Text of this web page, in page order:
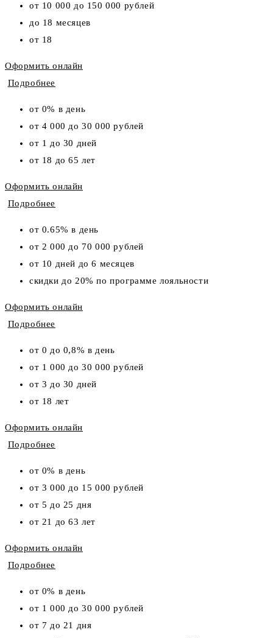
от 10 000 до 150 000 рублей
до 18 месяцев
от 18
Оформить онлайн
Подробнее
от 0% в день
от 4 000 до 30 000 рублей
от 1 до 30 дней
от 18 до 65 лет
Оформить онлайн
Подробнее
от 0.65% в день
от 2 000 до 70 000 рублей
от 10 дней до 6 месяцев
скидки до 20% по программе лояльности
Оформить онлайн
Подробнее
от 0 до 0,8% в день
от 1 000 до 30 000 рублей
от 3 до 30 дней
от 18 лет
Оформить онлайн
Подробнее
от 0% в день
от 3 000 до 15 000 рублей
от 5 до 25 дня
от 21 до 63 лет
Оформить онлайн
Подробнее
от 0% в день
от 1 000 до 30 000 рублей
от 7 до 21 дня